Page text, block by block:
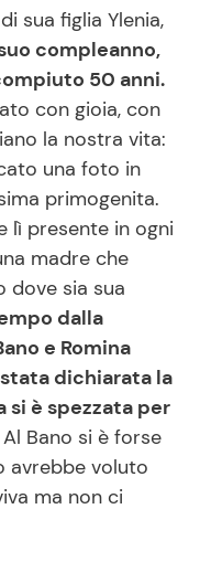
Piatti
Facili e Veloci
Feste
per Bambini
sua figlia Ylenia,
compleanno,
50 anni.
con gioia, con
la nostra vita:
una foto in
primogenita.
lì presente in ogni
madre che
dove sia sua
dalla
e Romina
dichiarata la
si è spezzata per
Al Bano si è forse
avrebbe voluto
ma non ci